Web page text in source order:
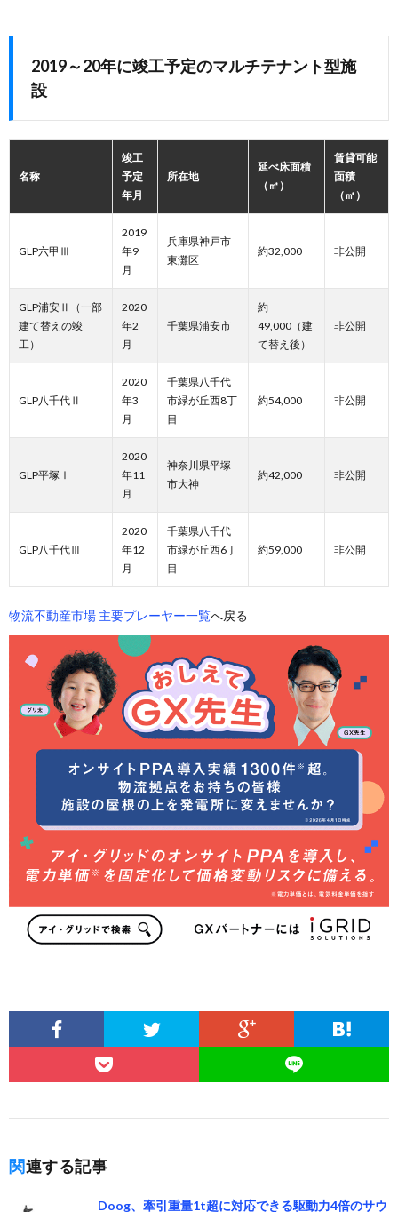
2019～20年に竣工予定のマルチテナント型施
設
名称
竣工
予定
年月
所在地
延べ床面積
（㎡）
賃貸可能
面積
（㎡）
GLP六甲Ⅲ
2019
年9
月
兵庫県神戸市
東灘区
約32,000 非公開
GLP浦安Ⅱ（一部
建て替えの竣
工）
2020
年2
月
千葉県浦安市
約
49,000（建
て替え後）
非公開
GLP八千代Ⅱ
2020
年3
月
千葉県八千代
市緑が丘西8丁
目
約54,000 非公開
GLP平塚Ⅰ
2020
年11
月
神奈川県平塚
市大神
約42,000 非公開
GLP八千代Ⅲ
2020
年12
月
千葉県八千代
市緑が丘西6丁
目
約59,000 非公開
物流不動産市場 主要プレーヤー一覧へ戻る
関連する記事
Doog、牽引重量1t超に対応できる駆動力4倍のサウ